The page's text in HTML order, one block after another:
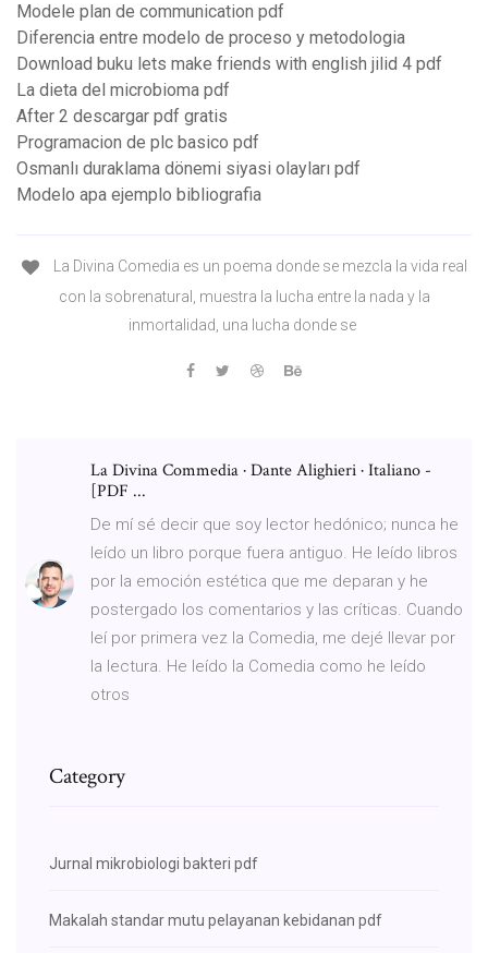
Modele plan de communication pdf
Diferencia entre modelo de proceso y metodologia
Download buku lets make friends with english jilid 4 pdf
La dieta del microbioma pdf
After 2 descargar pdf gratis
Programacion de plc basico pdf
Osmanlı duraklama dönemi siyasi olayları pdf
Modelo apa ejemplo bibliografia
La Divina Comedia es un poema donde se mezcla la vida real
con la sobrenatural, muestra la lucha entre la nada y la
inmortalidad, una lucha donde se
La Divina Commedia · Dante Alighieri · Italiano -
[PDF ...
De mí sé decir que soy lector hedónico; nunca he
leído un libro porque fuera antiguo. He leído libros
por la emoción estética que me deparan y he
postergado los comentarios y las críticas. Cuando
leí por primera vez la Comedia, me dejé llevar por
la lectura. He leído la Comedia como he leído
otros
Category
Jurnal mikrobiologi bakteri pdf
Makalah standar mutu pelayanan kebidanan pdf